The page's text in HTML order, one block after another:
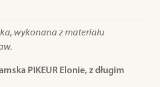
wykonana z materiału
PIKEUR Elonie, z długim